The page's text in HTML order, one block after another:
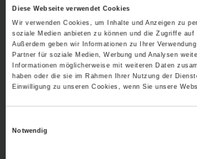
Diese Webseite verwendet Cookies
Wir verwenden Cookies, um Inhalte und Anzeigen zu
soziale Medien anbieten zu können und die Zugriffe
Außerdem geben wir Informationen zu Ihrer
Partner für soziale Medien, Werbung und Analysen
Informationen möglicherweise mit weiteren Daten
haben oder die sie im Rahmen Ihrer Nutzung der
Einwilligung zu unseren Cookies, wenn Sie unsere
Notwendig
sinnvoll eingesetzt.
Praktische
Personalentwicklung
Die Thematik, der Ort und die
entscheidend dafür, welche
Kombination mit anderen
Anwendung kommt. Die zur